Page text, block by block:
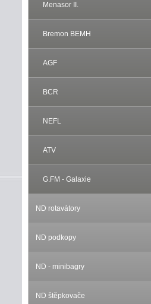
Menasor II.
Bremon BEMH
AGF
BCR
NEFL
ATV
G.FM - Galaxie
ND rotavátory
ND podkopy
ND - minibagry
ND štěpkovače